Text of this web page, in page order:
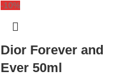
-10%
Dior Forever and
Ever 50ml